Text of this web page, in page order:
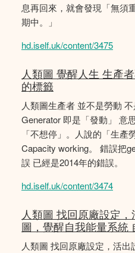
息再回來，就會發現「無須
期中。」
hd.iself.uk/content/3475
人類圖 覺醒人生 生產
的標籤
人類圖生產者 並不是勞動
Generator 即是「發動」 意
「不想停」。人說的「生產
Capacity working。 錯誤把
誤 已經是2014年的錯誤。
hd.iself.uk/content/3474
人類圖 找回原廠設定
圖，覺醒自我能量系統
人類圖 找回原廠設定，活